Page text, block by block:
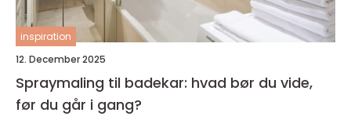
inspiration
12. December 2025
Spraymaling til badekar: hvad bør du vide,
før du går i gang?